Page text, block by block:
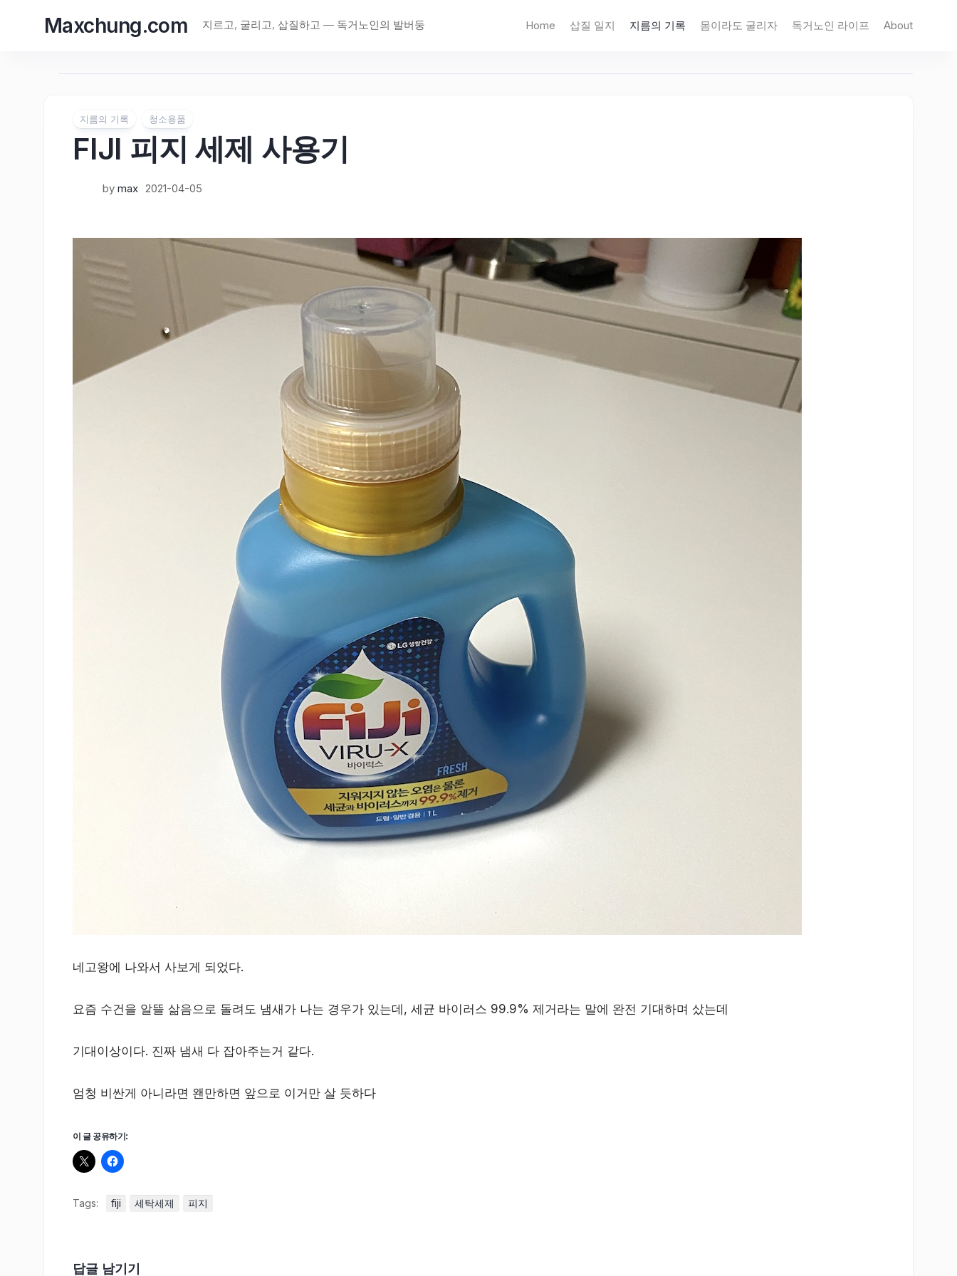
Maxchung.com 지르고, 굴리고, 삽질하고 — 독거노인의 발버둥 Home 삽질 일지 지름의 기록 몸이라도 굴리자 독거노인 라이프 About
지름의 기록 청소용품
FIJI 피지 세제 사용기
by max 2021-04-05
네고왕에 나와서 사보게 되었다.
요즘 수건을 알뜰 삶음으로 돌려도 냄새가 나는 경우가 있는데, 세균 바이러스 99.9% 제거라는 말에 완전 기대하며 샀는데
기대이상이다. 진짜 냄새 다 잡아주는거 같다.
엄청 비싼게 아니라면 왠만하면 앞으로 이거만 살 듯하다
이 글 공유하기:
Tags: fiji 세탁세제 피지
답글 남기기